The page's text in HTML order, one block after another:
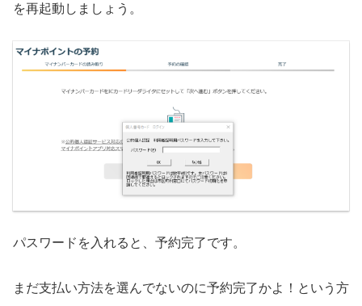
を再起動しましょう。
パスワードを入れると、予約完了です。
まだ支払い方法を選んでないのに予約完了かよ！という方